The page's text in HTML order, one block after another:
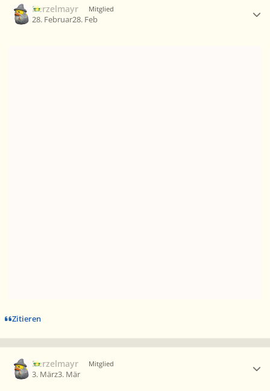
Berzelmayr Mitglied
28. Februar28. Feb
Zitieren
Berzelmayr Mitglied
3. März3. Mär